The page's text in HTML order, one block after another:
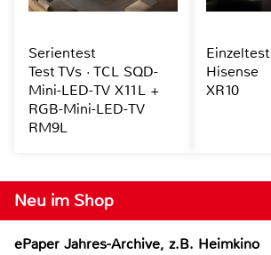
Neu im Shop
ePaper Jahres-Archive, z.B. Heimkino
Serientest
Test TVs · TCL SQD-
Mini-LED-TV X11L +
RGB-Mini-LED-TV
RM9L
Einzeltest
Hisense
XR10